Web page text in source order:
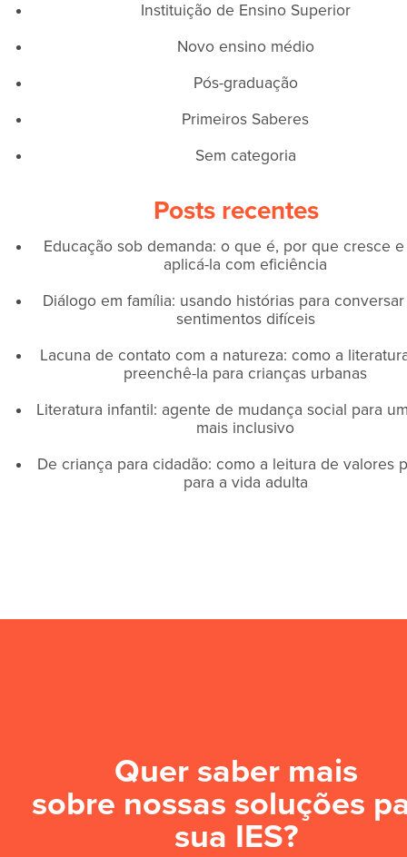
Instituição de Ensino Superior
Novo ensino médio
Pós-graduação
Primeiros Saberes
Sem categoria
Posts recentes
Educação sob demanda: o que é, por que cresce
aplicá-la com eficiência
Diálogo em família: usando histórias para
sentimentos difíceis
Lacuna de contato com a natureza: como a
preenchê-la para crianças urbanas
Literatura infantil: agente de mudança social para
mais inclusivo
De criança para cidadão: como a leitura de valores
para a vida adulta
Quer saber mais
sobre nossas soluções
sua IES?